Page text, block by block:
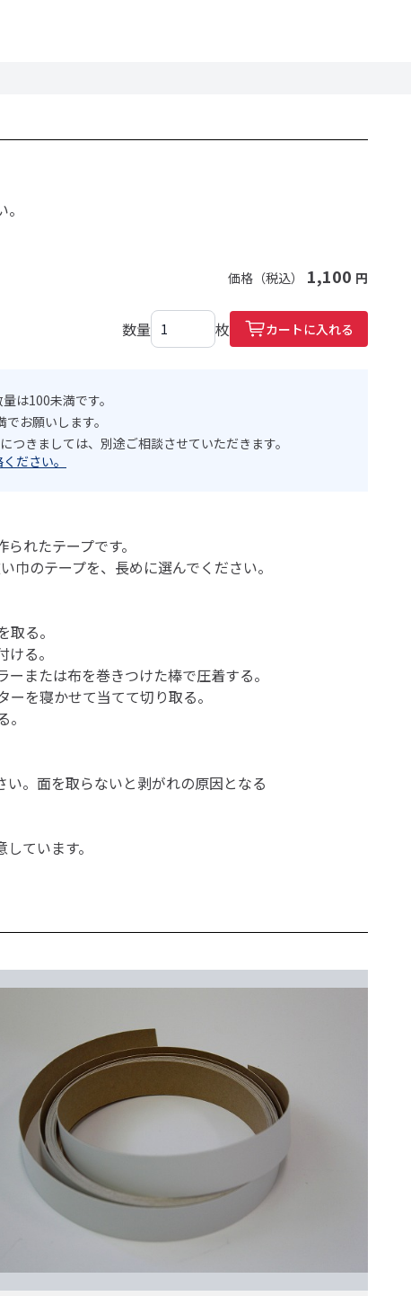
価格（税込） 1,100 円
数量 枚 カートに入れる
は100未満です。
お願いします。
つきましては、別途ご相談させていただきます。
ださい。
れたテープです。
巾のテープを、長めに選んでください。
る。
る。
または布を巻きつけた棒で圧着する。
を寝かせて当てて切り取る。
い。面を取らないと剥がれの原因となる
ています。